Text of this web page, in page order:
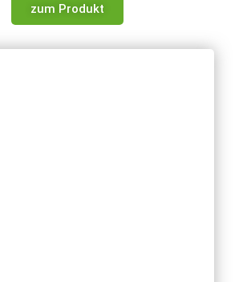
zum Produkt